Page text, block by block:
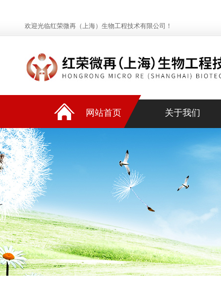
欢迎光临红荣微再（上海）生物工程技术有限公司！
网站首页 关于我们